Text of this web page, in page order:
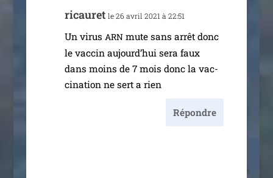
ricau­ret le 26 avril 2021 à 22:51
Un virus ARNmute sans arrêt donc
le vac­cin aujourd’hui sera faux
dans moins de 7 mois donc la vac­
ci­na­tion ne sert a rien
Répondre